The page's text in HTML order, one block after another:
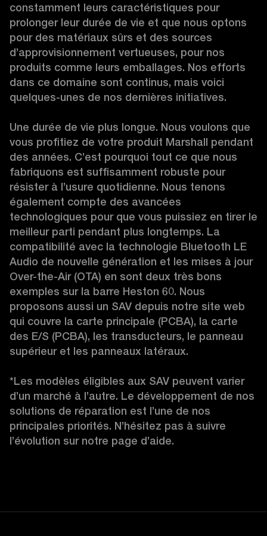
constamment leurs caractéristiques pour
prolonger leur durée de vie et que nous optons
pour des matériaux sûrs et des sources
d’approvisionnement vertueuses, pour nos
produits comme leurs emballages. Nos efforts
dans ce domaine sont continus, mais voici
quelques-unes de nos dernières initiatives.
Une durée de vie plus longue. Nous voulons que
vous profitiez de votre produit Marshall pendant
des années. C’est pourquoi tout ce que nous
fabriquons est suffisamment robuste pour
résister à l’usure quotidienne. Nous tenons
également compte des avancées
technologiques pour que vous puissiez en tirer le
meilleur parti pendant plus longtemps. La
compatibilité avec la technologie Bluetooth LE
Audio de nouvelle génération et les mises à jour
Over-the-Air (OTA) en sont deux très bons
exemples sur la barre Heston 60. Nous
proposons aussi un SAV depuis notre site web
qui couvre la carte principale (PCBA), la carte
des E/S (PCBA), les transducteurs, le panneau
supérieur et les panneaux latéraux.
*Les modèles éligibles aux SAV peuvent varier
d’un marché à l’autre. Le développement de nos
solutions de réparation est l’une de nos
principales priorités. N’hésitez pas à suivre
l’évolution sur notre page d’aide.